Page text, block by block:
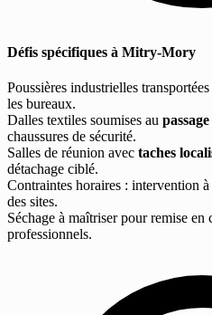
Défis spécifiques à Mitry-Mory
Poussières industrielles
les bureaux.
Dalles textiles soumises au
chaussures de sécurité.
Salles de réunion avec taches
détachage ciblé.
Contraintes horaires : intervention
des sites.
Séchage à maîtriser pour remise en
professionnels.